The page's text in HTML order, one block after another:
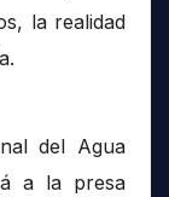
la realidad
del Agua
a la presa